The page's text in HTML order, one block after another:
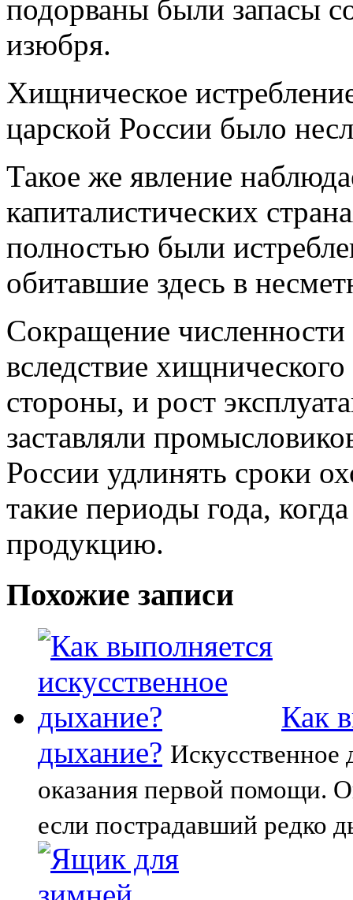
подорваны были запасы
изюбря.
Хищническое
царской России было
Такое же явление
капиталистических
полностью были
обитавшие здесь в
Сокращение
вследствие
стороны, и рост
заставляли
России удлинять сроки
такие периоды года,
продукцию.
Похожие записи
Как
дыхание? Искусственное
оказания первой помощи.
если пострадавший